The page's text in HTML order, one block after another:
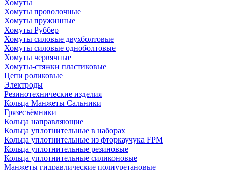
Хомуты
Хомуты проволочные
Хомуты пружинные
Хомуты Руббер
Хомуты силовые двухболтовые
Хомуты силовые одноболтовые
Хомуты червячные
Хомуты-стяжки пластиковые
Цепи роликовые
Электроды
Резинотехнические изделия
Кольца Манжеты Сальники
Грязесъёмники
Кольца направляющие
Кольца уплотнительные в наборах
Кольца уплотнительные из фторкаучука FPM
Кольца уплотнительные резиновые
Кольца уплотнительные силиконовые
Манжеты гидравлические полиуретановые